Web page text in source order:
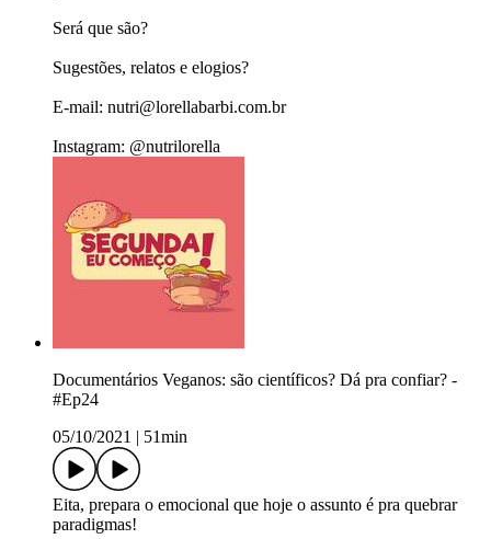
Será que são?
Sugestões, relatos e elogios?
E-mail: nutri@lorellabarbi.com.br
Instagram: @nutrilorella
Documentários Veganos: são científicos? Dá pra confiar? -
#Ep24
05/10/2021
51min
Eita, prepara o emocional que hoje o assunto é pra quebrar
paradigmas!